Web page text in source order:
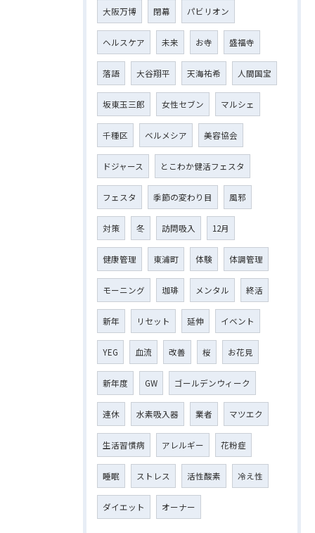
大阪万博 閉幕 パビリオン
ヘルスケア 未来 お寺 盛福寺
落語 大谷翔平 天海祐希 人間国宝
坂東玉三郎 女性セブン マルシェ
千種区 ベルメシア 美容協会
ドジャース とこわか健活フェスタ
フェスタ 季節の変わり目 風邪
対策 冬 訪問吸入 12月
健康管理 東浦町 体験 体調管理
モーニング 珈琲 メンタル 終活
新年 リセット 延伸 イベント
YEG 血流 改善 桜 お花見
新年度 GW ゴールデンウィーク
連休 水素吸入器 業者 マツエク
生活習慣病 アレルギー 花粉症
睡眠 ストレス 活性酸素 冷え性
ダイエット オーナー